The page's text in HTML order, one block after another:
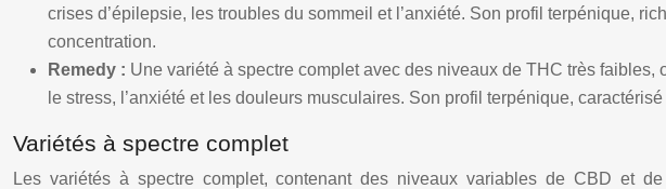
crises d’épilepsie, les troubles du sommeil et l’anxiété. Son profil terpénique,
concentration.
Remedy : Une variété à spectre complet avec des niveaux de THC très
le stress, l’anxiété et les douleurs musculaires. Son profil terpénique,
Variétés à spectre complet
Les variétés à spectre complet, contenant des niveaux variables de CBD et